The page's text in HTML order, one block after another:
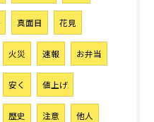
真面目 花見
火災 速報 お弁当
安く 値上げ
歴史 注意 他人